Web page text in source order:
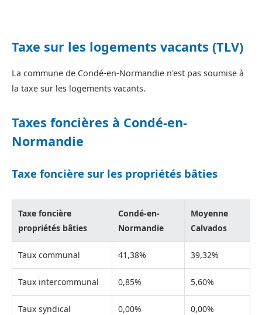
Taxe sur les logements vacants (TLV)
La commune de Condé-en-Normandie n'est pas soumise à
la taxe sur les logements vacants.
Taxes foncières à Condé-en-
Normandie
Taxe foncière sur les propriétés bâties
Taxe foncière
propriétés bâties
Condé-en-
Normandie
Moyenne
Calvados
Taux communal 41,38% 39,32%
Taux intercommunal 0,85% 5,60%
Taux syndical 0,00% 0,00%